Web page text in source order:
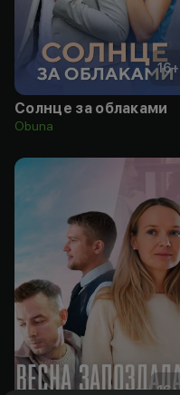
16+
Солнце за облаками
Obuna
16+